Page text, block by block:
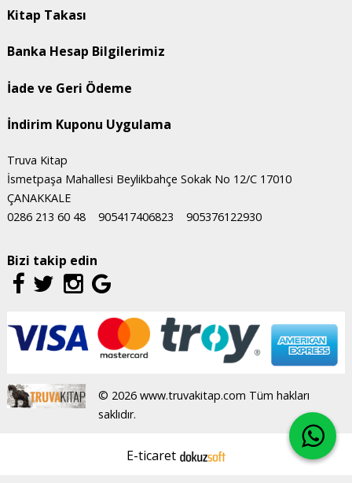
Kitap Takası
Banka Hesap Bilgilerimiz
İade ve Geri Ödeme
İndirim Kuponu Uygulama
Truva Kitap
İsmetpaşa Mahallesi Beylikbahçe Sokak No 12/C 17010
ÇANAKKALE
0286 213 60 48
905417406823 905376122930
Bizi takip edin
© 2026 www.truvakitap.com Tüm hakları
saklıdır.
E-ticaret